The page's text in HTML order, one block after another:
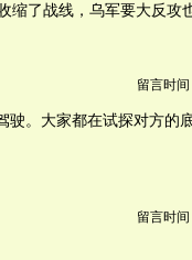
缩了战线，乌军要大反攻
留言时间
驶。大家都在试探对方的
留言时间